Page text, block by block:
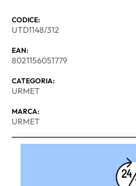
CODICE:
UTD1148/312
EAN:
8021156051779
CATEGORIA:
URMET
MARCA:
URMET